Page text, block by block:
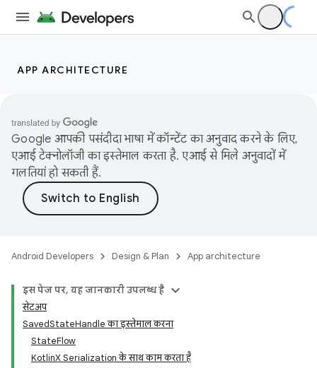
APP ARCHITECTURE
Google आपकी पसंदीदा भाषा में कॉन्टेंट का अनुवाद करने के लिए,
एआई टेक्नोलॉजी का इस्तेमाल करता है. एआई से मिले अनुवादों में
गलतियां हो सकती हैं.
Android Developers Design & Plan App architecture
इस पेज पर, यह जानकारी उपलब्ध है
सेटअप
SavedStateHandle का इस्तेमाल करना
StateFlow
KotlinX Serialization के साथ काम करता है